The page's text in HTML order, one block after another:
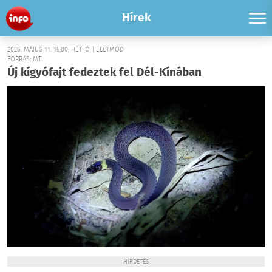
Hírek
2026. MÁJUS 11. 15:00, HÉTFŐ | ÉLETMÓD
FORRÁS: MTI
Új kígyófajt fedeztek fel Dél-Kínában
HIRDETÉS